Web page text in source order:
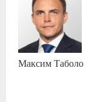
МаксимТаболо